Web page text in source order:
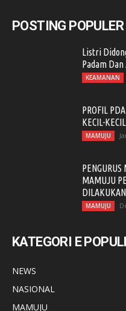
POSTING POPULER
Listri
Padam
KEAMANAN
PROFIL
KECIL-
MAMUJU
PENGURUS
MAMUJU
DILAKUKAN
MAMUJU
KATEGORI E
NEWS
NASIONAL
MAMUJU